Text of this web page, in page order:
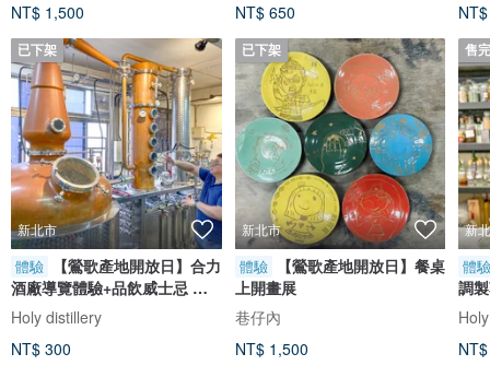
NT$ 1,500
已下架
新北市
體驗
【鶯歌產地開放日】合力
酒廠導覽體驗+品飲威士忌 琴
酒 梅酒
Holy distillery
NT$ 300
NT$ 650
已下架
新北市
體驗
【鶯歌產地開放日】餐桌
上開畫展
巷仔內
NT$ 1,500
售
新
體
調